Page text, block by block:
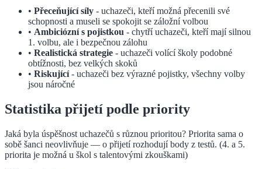
• Přeceňující síly - uchazeči, kteří možná přecenili své
schopnosti a museli se spokojit se záložní volbou
• Ambiciózní s pojistkou - chytří uchazeči, kteří mají silnou
1. volbu, ale i bezpečnou zálohu
• Realistická strategie - uchazeči volící školy podobné
obtížnosti, bez velkých skoků
• Riskující- uchazeči bez výrazné pojistky, všechny volby
jsou náročné
Statistika přijetí podle priority
Jaká byla úspěšnost uchazečů s různou prioritou? Priorita sama o
sobě šanci neovlivňuje — o přijetí rozhodují body z testů. (4. a 5.
priorita je možná u škol s talentovými zkouškami)